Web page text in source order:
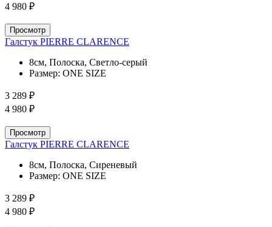
4 980 ₽
Просмотр
Галстук PIERRE CLARENCE
8см, Полоска, Светло-серый
Размер: ONE SIZE
3 289 ₽
4 980 ₽
Просмотр
Галстук PIERRE CLARENCE
8см, Полоска, Сиреневый
Размер: ONE SIZE
3 289 ₽
4 980 ₽